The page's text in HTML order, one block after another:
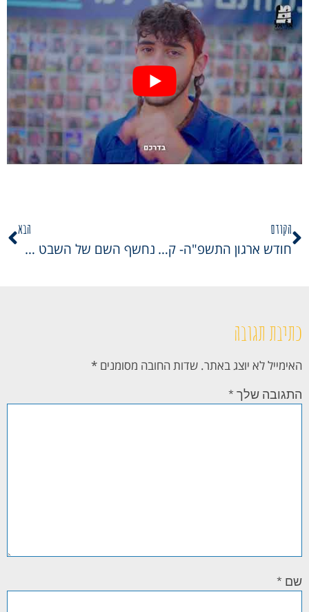
הקודם
חודש ארגון התשפ"ה- קדימה ליותר!
הבא
נחשף השם של השבט החדש לשנת התשפ"ה!!
כתיבת תגובה
האימייל לא יוצג באתר. שדות החובה מסומנים *
התגובה שלך *
שם *